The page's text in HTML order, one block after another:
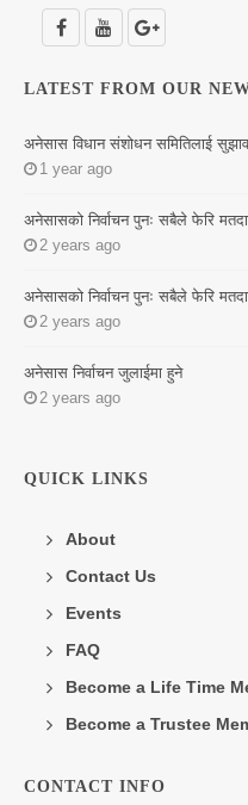
LATEST FROM OUR
अनेसास विधान संशोधन समितिलाई
1 year ago
अनेसासको निर्वाचन पुनः सबैले फेरि
2 years ago
अनेसासको निर्वाचन पुनः सबैले फेरि
2 years ago
अनेसास निर्वाचन जुलाईमा हुने
2 years ago
QUICK LINKS
About
Contact Us
Events
FAQ
Become a Life Time
Become a Trustee
CONTACT INFO